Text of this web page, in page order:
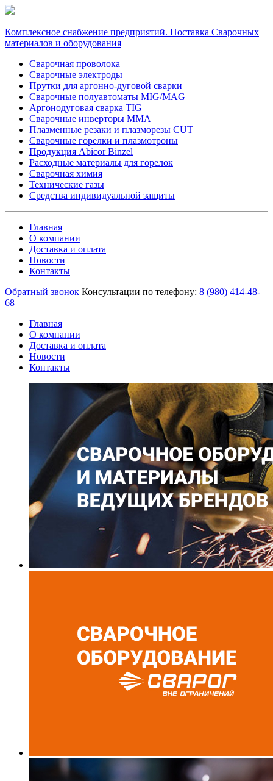
Комплексное снабжение предприятий. Поставка Сварочных
материалов и оборудования
Сварочная проволока
Сварочные электроды
Прутки для аргонно-дуговой сварки
Сварочные полуавтоматы MIG/MAG
Аргонодуговая сварка TIG
Сварочные инверторы MMA
Плазменные резаки и плазморезы CUT
Сварочные горелки и плазмотроны
Продукция Abicor Binzel
Расходные материалы для горелок
Сварочная химия
Технические газы
Средства индивидуальной защиты
Главная
О компании
Доставка и оплата
Новости
Контакты
Обратный звонок Консультации по телефону: 8 (980) 414-48-
68
Главная
О компании
Доставка и оплата
Новости
Контакты